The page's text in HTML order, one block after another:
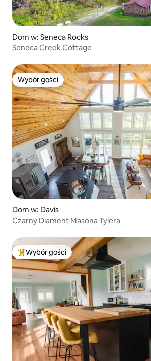
Dom w: Seneca Rocks
Seneca Creek Cottage
Wybór gości
Wybór gości
Dom w: Davis
Czarny Diament Masona Tylera
Najpopularniejsze z kategorii Wybór gości
Wybór gości